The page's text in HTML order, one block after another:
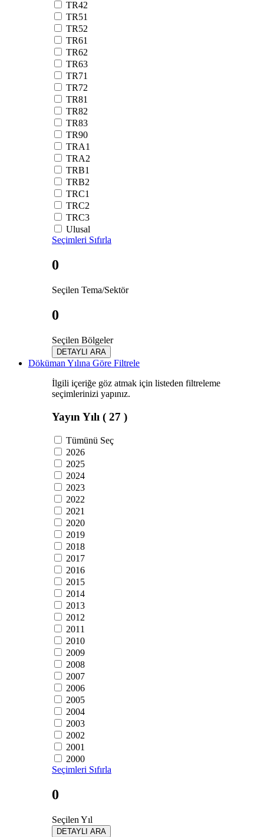
TR42
TR51
TR52
TR61
TR62
TR63
TR71
TR72
TR81
TR82
TR83
TR90
TRA1
TRA2
TRB1
TRB2
TRC1
TRC2
TRC3
Ulusal
Seçimleri Sıfırla
0
Seçilen Tema/Sektör
0
Seçilen Bölgeler
DETAYLI ARA
Döküman Yılına Göre Filtrele
İlgili içeriğe göz atmak için listeden filtreleme
seçimlerinizi yapınız.
Yayın Yılı ( 27 )
Tümünü Seç
2026
2025
2024
2023
2022
2021
2020
2019
2018
2017
2016
2015
2014
2013
2012
2011
2010
2009
2008
2007
2006
2005
2004
2003
2002
2001
2000
Seçimleri Sıfırla
0
Seçilen Yıl
DETAYLI ARA